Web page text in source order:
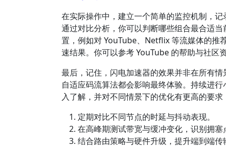
在实际操作中，建立一个简单的监控机制，
通过对比分析，你可以判断哪些组合最合适
置，例如对 YouTube、Netflix 等流媒体的推
速结果。你可以参考 YouTube 的帮助与社区
最后，记住，闪电加速器的效果并非在所有
自适应码流算法都会影响最终体验。持续进
入了解，并对不同情景下的优化有更高的要
定期对比不同节点的时延与抖动表现。
在高峰期测试带宽与缓冲变化，识别拥塞
结合路由策略与硬件升级，提升端到端传